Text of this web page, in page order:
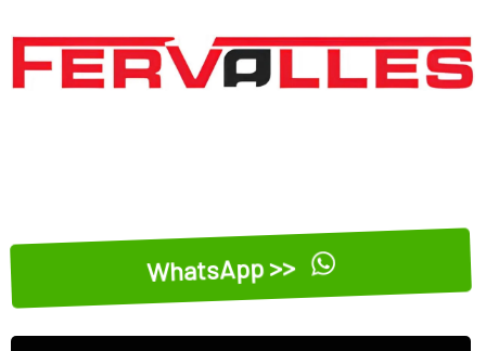
WhatsApp >>